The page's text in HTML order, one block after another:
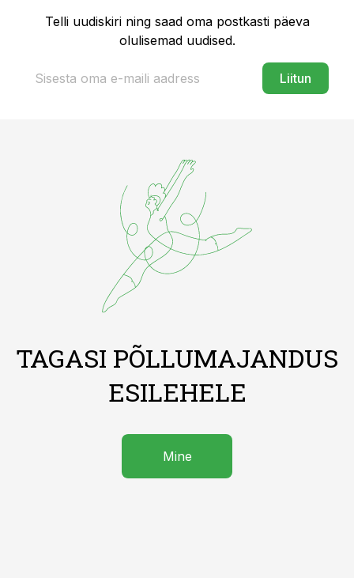
Telli uudiskiri ning saad oma postkasti päeva
olulisemad uudised.
Liitun
TAGASI PÕLLUMAJANDUS
ESILEHELE
Mine